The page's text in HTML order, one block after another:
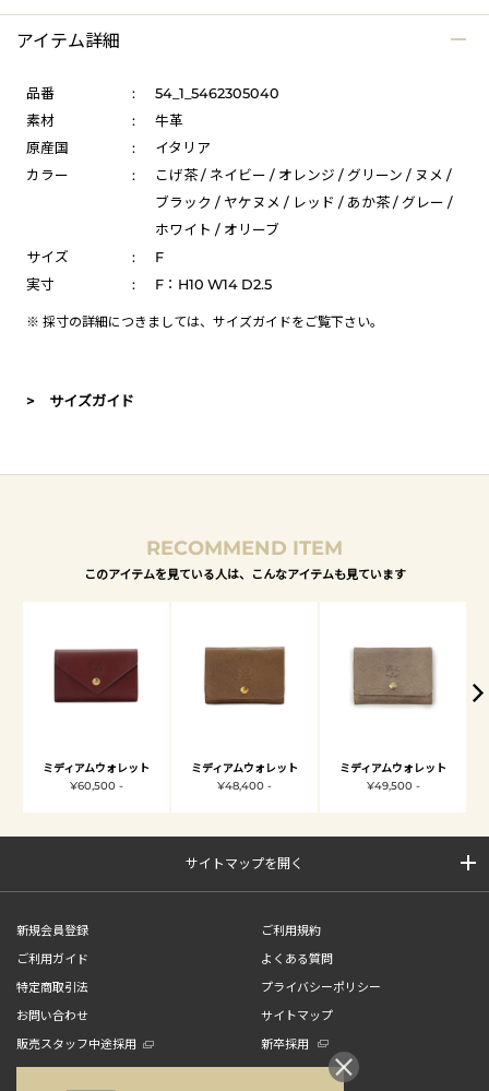
アイテム詳細
品番 :
54_1_5462305040
素材
:
牛革
原産国
:
イタリア
カラー
:
こげ茶 / ネイビー / オレンジ / グリーン / ヌメ /
ブラック / ヤケヌメ / レッド / あか茶 / グレー /
ホワイト / オリーブ
サイズ
:
F
実寸
: F：H10 W14 D2.5
※ 採寸の詳細につきましては、 サイズガイドをご覧下さい。
> サイズガイド
RECOMMEND ITEM
このアイテムを見ている人は、こんなアイテムも見ています
ミディアムウォレット
¥60,500 -
ミディアムウォレット
¥48,400 -
ミディアムウォレット
¥49,500 -
サイトマップを開く
新規会員登録
ご利用規約
ご利用ガイド
よくある質問
特定商取引法
プライバシーポリシー
お問い合わせ
サイトマップ
販売スタッフ中途採用
新卒採用